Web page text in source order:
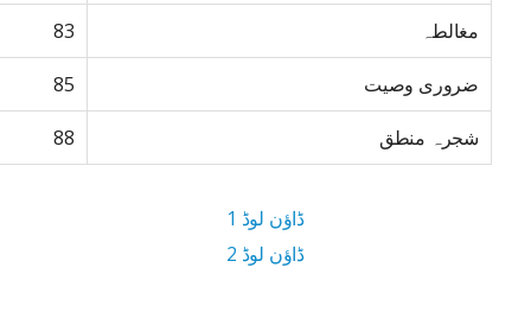
مغالطہ 83
ضروری وصیت 85
شجرہ منطق 88
ڈاؤن لوڈ 1
ڈاؤن لوڈ 2